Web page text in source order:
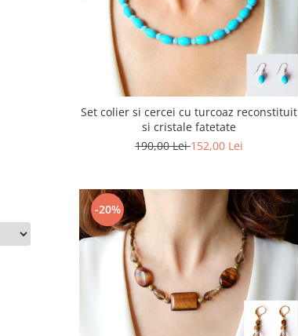
Set colier si cercei cu turcoaz reconstituit
si cristale fatetate
190,00 Lei152,00 Lei
-20%